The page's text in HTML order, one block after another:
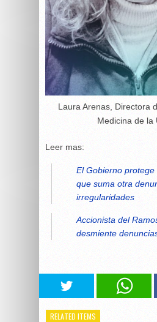
Laura Arenas, Directora
Medicina de la
Leer mas:
El Gobierno protege
que suma otra
irregularidades
Accionista del
desmiente
RELATED ITEMS